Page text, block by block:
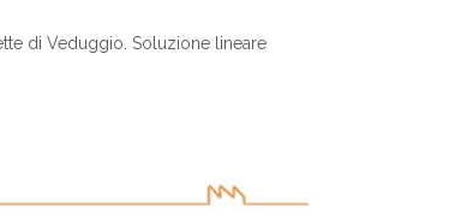
di Veduggio. Soluzione lineare